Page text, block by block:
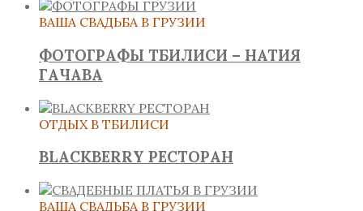
ВАША СВАДЬБА В ГРУЗИИ
ФОТОГРАФЫ ТБИЛИСИ – НАТИЯ
ГАЧАВА
ОТДЫХ В ТБИЛИСИ
BLACKBERRY РЕСТОРАН
ВАША СВАДЬБА В ГРУЗИИ